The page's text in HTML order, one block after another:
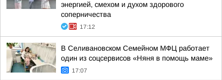
энергией, смехом и духом здорового
соперничества
17:12
В Селивановском Семейном МФЦ работает
один из соцсервисов «Няня в помощь маме»
17:07